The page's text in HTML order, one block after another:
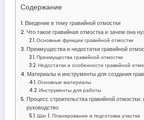
Содержание
Введение в тему гравийной отмостки
Что такое гравийная отмостка и зачем она
Основные функции гравийной отмостки
Преимущества и недостатки гравийной
Преимущества гравийной отмостки
Недостатки и особенности гравийной
Материалы и инструменты для создания
Основные материалы
Инструменты для работы
Процесс строительства гравийной
руководство
Шаг 1. Планирование и подготовка участка